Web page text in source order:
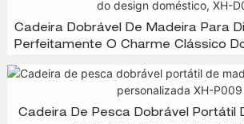
Cadeira Dobrável De Madeira Para
Perfeitamente O Charme Clássico
Cadeira De Pesca Dobrável Portátil